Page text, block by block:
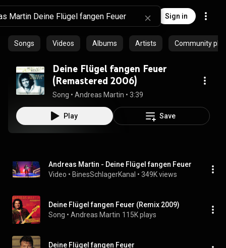
Sign in
Songs Videos Albums Artists Community
Deine Flügel fangen Feuer
(Remastered 2006)
Song • Andreas Martin • 3:39
Play Save
Andreas Martin - Deine Flügel fangen Feuer
Video • BinesSchlagerKanal • 349K views
Deine Flügel fangen Feuer (Remix 2009)
Song • Andreas Martin 115K plays
Deine Flügel fangen Feuer